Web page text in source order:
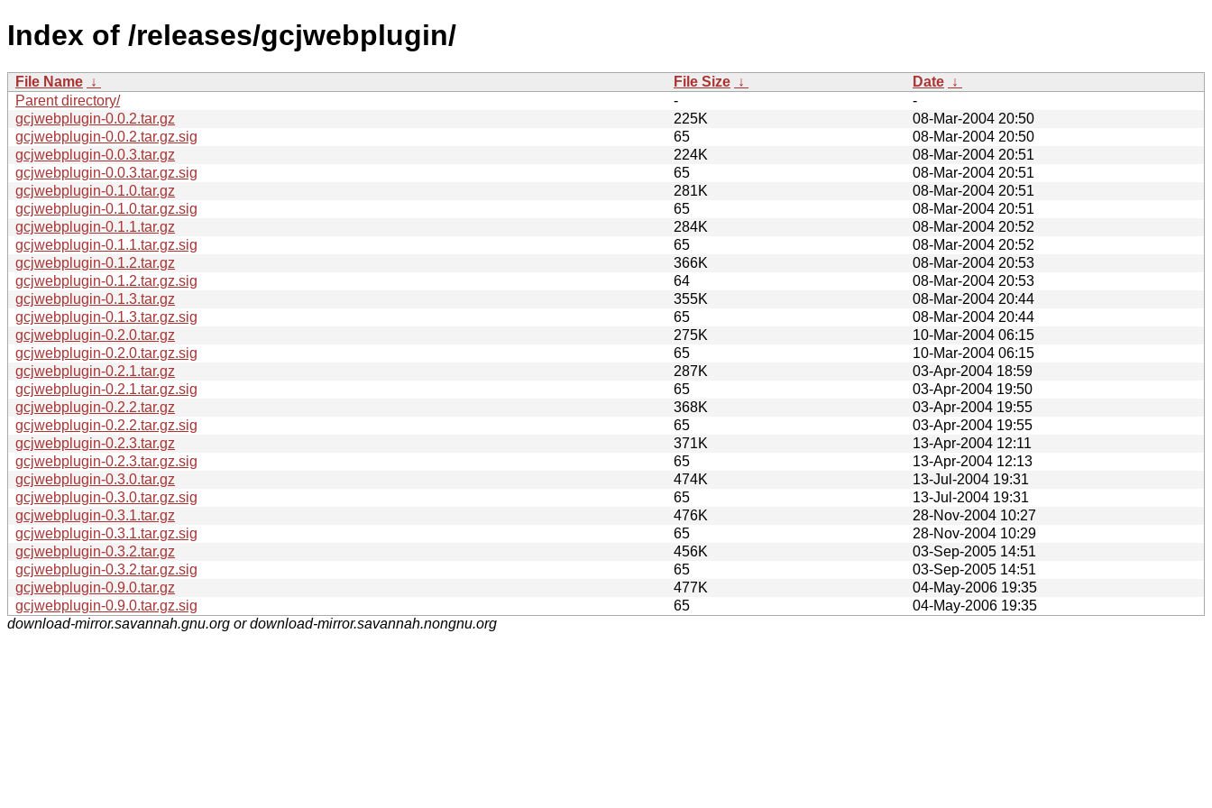
Index of /releases/gcjwebplugin/
File Name ↓ File Size ↓ Date ↓
Parent directory/
-
-
gcjwebplugin-0.0.2.tar.gz
225K
08-Mar-2004 20:50
gcjwebplugin-0.0.2.tar.gz.sig
65
08-Mar-2004 20:50
gcjwebplugin-0.0.3.tar.gz
224K
08-Mar-2004 20:51
gcjwebplugin-0.0.3.tar.gz.sig
65
08-Mar-2004 20:51
gcjwebplugin-0.1.0.tar.gz
281K
08-Mar-2004 20:51
gcjwebplugin-0.1.0.tar.gz.sig
65
08-Mar-2004 20:51
gcjwebplugin-0.1.1.tar.gz
284K
08-Mar-2004 20:52
gcjwebplugin-0.1.1.tar.gz.sig
65
08-Mar-2004 20:52
gcjwebplugin-0.1.2.tar.gz
366K
08-Mar-2004 20:53
gcjwebplugin-0.1.2.tar.gz.sig
64
08-Mar-2004 20:53
gcjwebplugin-0.1.3.tar.gz
355K
08-Mar-2004 20:44
gcjwebplugin-0.1.3.tar.gz.sig
65
08-Mar-2004 20:44
gcjwebplugin-0.2.0.tar.gz
275K
10-Mar-2004 06:15
gcjwebplugin-0.2.0.tar.gz.sig
65
10-Mar-2004 06:15
gcjwebplugin-0.2.1.tar.gz
287K
03-Apr-2004 18:59
gcjwebplugin-0.2.1.tar.gz.sig
65
03-Apr-2004 19:50
gcjwebplugin-0.2.2.tar.gz
368K
03-Apr-2004 19:55
gcjwebplugin-0.2.2.tar.gz.sig
65
03-Apr-2004 19:55
gcjwebplugin-0.2.3.tar.gz
371K
13-Apr-2004 12:11
gcjwebplugin-0.2.3.tar.gz.sig
65
13-Apr-2004 12:13
gcjwebplugin-0.3.0.tar.gz
474K
13-Jul-2004 19:31
gcjwebplugin-0.3.0.tar.gz.sig
65
13-Jul-2004 19:31
gcjwebplugin-0.3.1.tar.gz
476K
28-Nov-2004 10:27
gcjwebplugin-0.3.1.tar.gz.sig
65
28-Nov-2004 10:29
gcjwebplugin-0.3.2.tar.gz
456K
03-Sep-2005 14:51
gcjwebplugin-0.3.2.tar.gz.sig
65
03-Sep-2005 14:51
gcjwebplugin-0.9.0.tar.gz
477K
04-May-2006 19:35
gcjwebplugin-0.9.0.tar.gz.sig
65
04-May-2006 19:35
download-mirror.savannah.gnu.org or download-mirror.savannah.nongnu.org